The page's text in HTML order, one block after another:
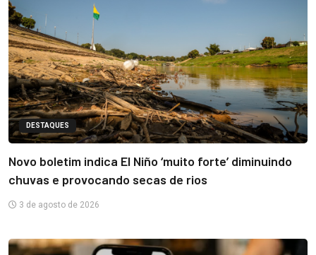
DESTAQUES
Novo boletim indica El Niño ‘muito forte’ diminuindo
chuvas e provocando secas de rios
3 de agosto de 2026